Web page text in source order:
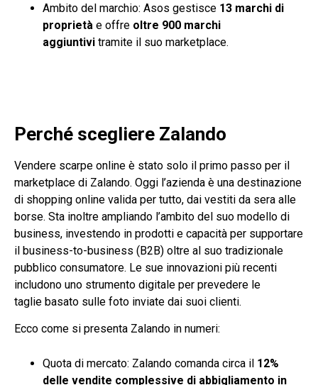
Ambito del marchio: Asos gestisce 13 marchi di
proprietà e offre oltre 900 marchi
aggiuntivi tramite il suo marketplace.
Perché scegliere Zalando
Vendere scarpe online è stato solo il primo passo per il
marketplace di Zalando. Oggi l’azienda è una destinazione
di shopping online valida per tutto, dai vestiti da sera alle
borse. Sta inoltre ampliando l’ambito del suo modello di
business, investendo in prodotti e capacità per supportare
il business-to-business (B2B) oltre al suo tradizionale
pubblico consumatore. Le sue innovazioni più recenti
includono uno strumento digitale per prevedere le
taglie basato sulle foto inviate dai suoi clienti.
Ecco come si presenta Zalando in numeri:
Quota di mercato: Zalando comanda circa il 12%
delle vendite complessive di abbigliamento in